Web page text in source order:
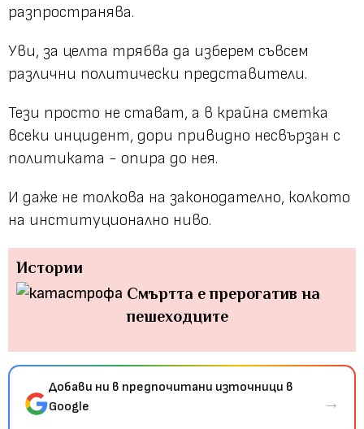
разпространява.
Уви, за целта трябва да изберем съвсем
различни политически представители.
Тези просто не стават, а в крайна сметка
всеки инцидент, дори привидно несвързан с
политиката - опира до нея.
И даже не толкова на законодателно, колкото
на институционално ниво.
Истории
Смъртта е прерогатив на
пешеходците
Добави ни в предпочитани източници в
Google
→